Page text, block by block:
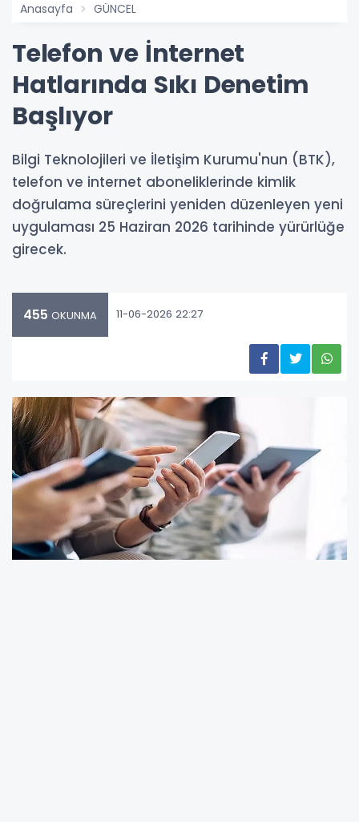
Anasayfa GÜNCEL
Telefon ve İnternet
Hatlarında Sıkı Denetim
Başlıyor
Bilgi Teknolojileri ve İletişim Kurumu'nun (BTK),
telefon ve internet aboneliklerinde kimlik
doğrulama süreçlerini yeniden düzenleyen yeni
uygulaması 25 Haziran 2026 tarihinde yürürlüğe
girecek.
455 OKUNMA 11-06-2026 22:27